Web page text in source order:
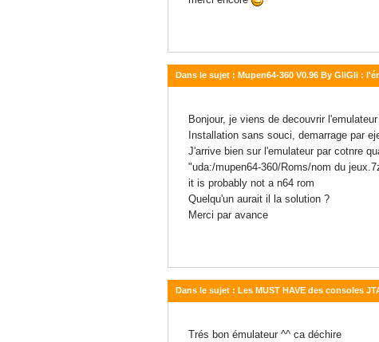
Dans le sujet : Mupen64-360 V0.96 By GliGli :
Bonjour, je viens de decouvrir
Installation sans souci, demarrage par
J'arrive bien sur l'emulateur par cotnre
"uda:/mupen64-360/Roms/nom du
it is probably not a n64 rom
Quelqu'un aurait il la solution ?
Merci par avance
Dans le sujet : Les MUST HAVE des consoles
Trés bon émulateur ^^ ca déchire